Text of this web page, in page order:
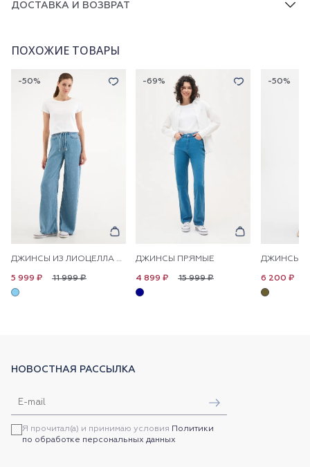
ДОСТАВКА И ВОЗВРАТ
ПОХОЖИЕ ТОВАРЫ
-50%
ДЖИНСЫ ИЗ ЛИОЦЕЛЛА НА КУЛИСКЕ ШИРОКИЕ
11 999 ₽
5 999 ₽
-69%
ДЖИНСЫ ПРЯМЫЕ
15 999 ₽
4 899 ₽
-50%
6 200 ₽
НОВОСТНАЯ РАССЫЛКА
Я прочитал(а) и принимаю условия Политики
по обработке персональных данных